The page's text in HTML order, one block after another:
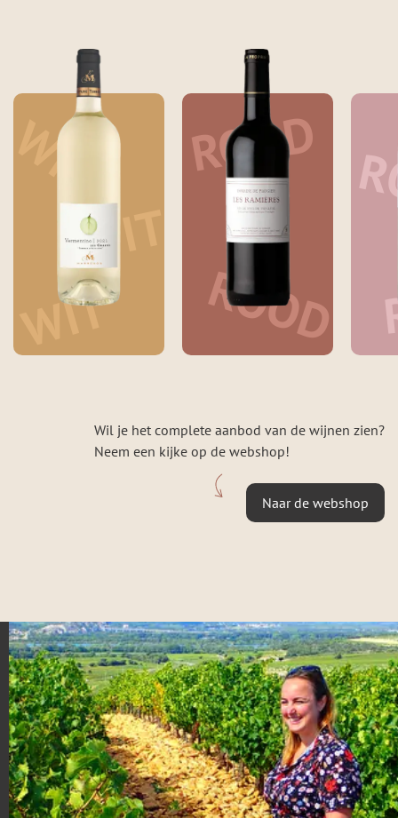
WIT
WIT
WIT
ROOD
ROOD
Wil je het complete aanbod van de wijnen zien?
Neem een kijke op de webshop!
Naar de webshop